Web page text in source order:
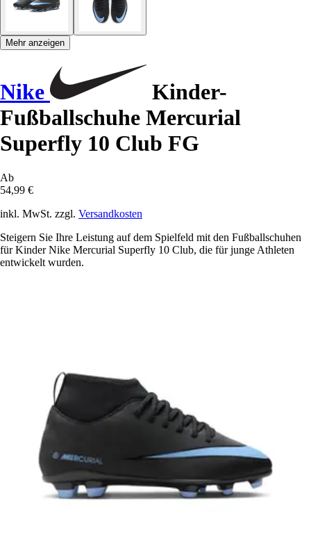
Mehr anzeigen
Nike
Kinder-
Fußballschuhe Mercurial
Superfly 10 Club FG
Ab
54,99 €
inkl. MwSt. zzgl. Versandkosten
Steigern Sie Ihre Leistung auf dem Spielfeld mit den Fußballschuhen
für Kinder Nike Mercurial Superfly 10 Club, die für junge Athleten
entwickelt wurden.